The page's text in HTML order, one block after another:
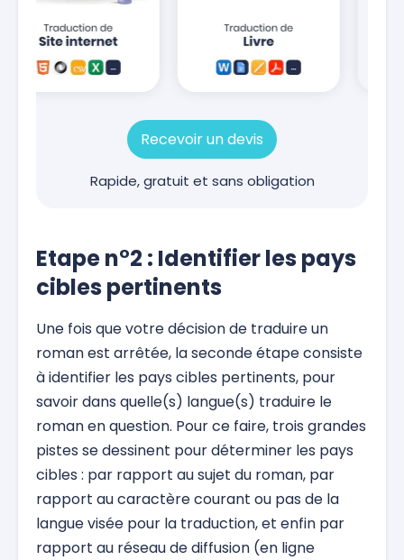
Recevoir un devis
Rapide, gratuit et sans obligation
Etape n°2 : Identifier les pays
cibles pertinents
Une fois que votre décision de traduire un
roman est arrêtée, la seconde étape consiste
à identifier les pays cibles pertinents, pour
savoir dans quelle(s) langue(s) traduire le
roman en question. Pour ce faire, trois grandes
pistes se dessinent pour déterminer les pays
cibles : par rapport au sujet du roman, par
rapport au caractère courant ou pas de la
langue visée pour la traduction, et enfin par
rapport au réseau de diffusion (en ligne